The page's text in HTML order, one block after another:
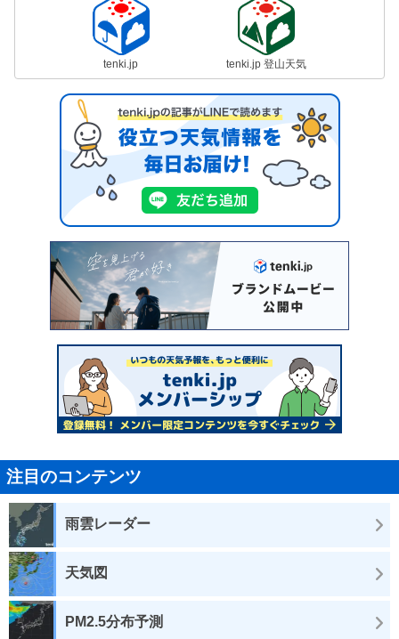
tenki.jp tenki.jp 登山天気
注目のコンテンツ
雨雲レーダー
天気図
PM2.5分布予測